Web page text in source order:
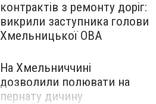
контрактів з ремонту доріг:
викрили заступника голови
Хмельницької ОВА
На Хмельниччині
дозволили полювати на
пернату дичину